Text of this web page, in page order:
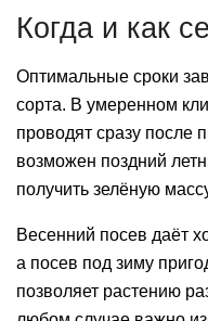
Когда и как
Оптимальные сроки
сорта. В умеренном
проводят сразу после
возможен поздний
получить зелёную
Весенний посев даёт
а посев под зиму
позволяет растению